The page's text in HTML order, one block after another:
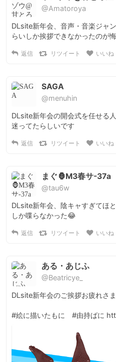
@Amatoroya
DLsite新年会、音声・音楽ジャ
らいしか挨拶できなかったのが
返信 リツイート いいね
SAGA
@menuhin
DLsite新年会の開会式を任せる
迷ってたらしいです
返信 リツイート いいね
まぐ🦍M3春サ-37a
@tau6w
DLsite新年会、陰キャすぎてほ
しか喋らなかった😂
返信 リツイート いいね
ある・あじふ
@Beatricye_
DLsite新年会のご挨拶お疲れさま
#絵に描いたもに　#由持ばに